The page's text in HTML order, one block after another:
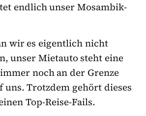
endlich unser Mosambik-
wir es eigentlich nicht
unser Mietauto steht eine
noch an der Grenze
uns. Trotzdem gehört dieses
Top-Reise-Fails.